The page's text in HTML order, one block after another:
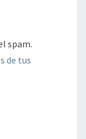
spam.
de tus